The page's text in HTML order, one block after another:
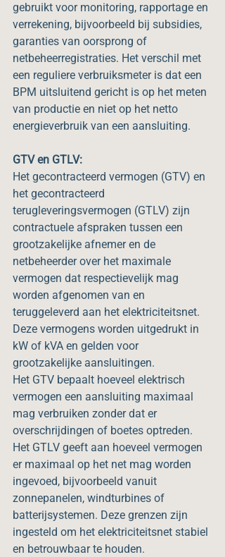
gebruikt voor monitoring, rapportage en
verrekening, bijvoorbeeld bij subsidies,
garanties van oorsprong of
netbeheerregistraties. Het verschil met
een reguliere verbruiksmeter is dat een
BPM uitsluitend gericht is op het meten
van productie en niet op het netto
energieverbruik van een aansluiting.
GTV en GTLV:
Het gecontracteerd vermogen (GTV) en
het gecontracteerd
terugleveringsvermogen (GTLV) zijn
contractuele afspraken tussen een
grootzakelijke afnemer en de
netbeheerder over het maximale
vermogen dat respectievelijk mag
worden afgenomen van en
teruggeleverd aan het elektriciteitsnet.
Deze vermogens worden uitgedrukt in
kW of kVA en gelden voor
grootzakelijke aansluitingen.
Het GTV bepaalt hoeveel elektrisch
vermogen een aansluiting maximaal
mag verbruiken zonder dat er
overschrijdingen of boetes optreden.
Het GTLV geeft aan hoeveel vermogen
er maximaal op het net mag worden
ingevoed, bijvoorbeeld vanuit
zonnepanelen, windturbines of
batterijsystemen. Deze grenzen zijn
ingesteld om het elektriciteitsnet stabiel
en betrouwbaar te houden.